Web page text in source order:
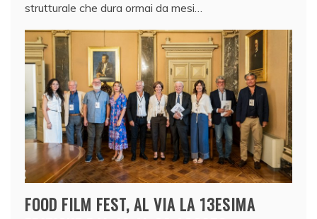
strutturale che dura ormai da mesi…
FOOD FILM FEST, AL VIA LA 13ESIMA